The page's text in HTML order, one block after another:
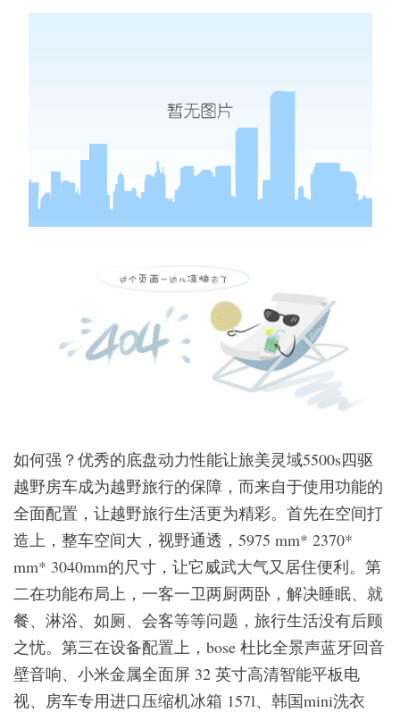
如何强？优秀的底盘动力性能让旅美灵域5500s四驱
越野房车成为越野旅行的保障，而来自于使用功能的
全面配置，让越野旅行生活更为精彩。首先在空间打
造上，整车空间大，视野通透，5975 mm* 2370*
mm* 3040mm的尺寸，让它威武大气又居住便利。第
二在功能布局上，一客一卫两厨两卧，解决睡眠、就
餐、淋浴、如厕、会客等等问题，旅行生活没有后顾
之忧。第三在设备配置上，bose 杜比全景声蓝牙回音
壁音响、小米金属全面屏 32 英寸高清智能平板电
视、房车专用进口压缩机冰箱 157l、韩国mini洗衣